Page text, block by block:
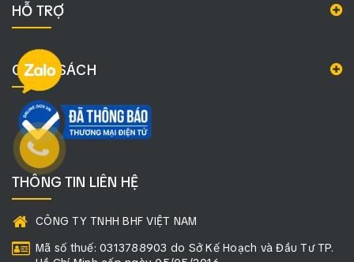
HỖ TRỢ
CHÍNH SÁCH
THÔNG TIN LIÊN HỆ
CÔNG TY TNHH BHF VIỆT NAM
Mã số thuế: 0313788903 do Sở Kế Hoạch và Đầu Tư TP.